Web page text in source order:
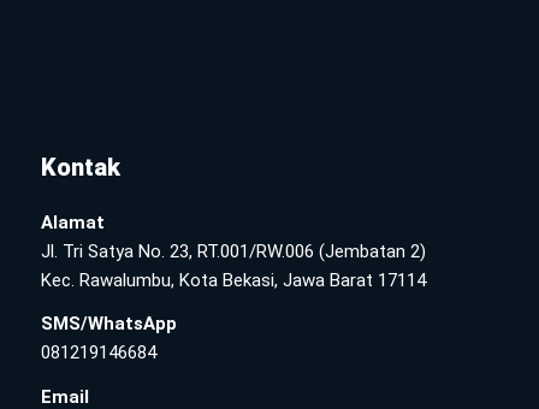
Kontak
Alamat
Jl. Tri Satya No. 23, RT.001/RW.006 (Jembatan 2)
Kec. Rawalumbu, Kota Bekasi, Jawa Barat 17114
SMS/WhatsApp
081219146684
Email